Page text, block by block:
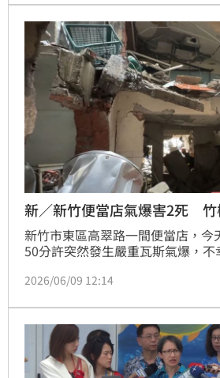
今仍未聯繫，也沒有表達任何歉意
新／新竹便當店氣爆害2死 竹
新竹市東區高翠路一間便當店，今
50分許突然發生嚴重瓦斯氣爆，
變機制，待現場救災工作告一段落
與蒐證，全面調查事故發生經過與
責任。
2026/06/09 12:14